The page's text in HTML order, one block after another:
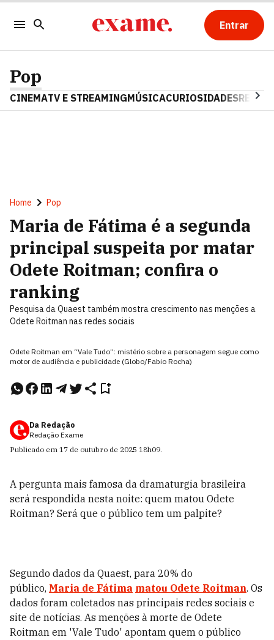
Entrar
Pop
CINEMATV E STREAMINGMÚSICACURIOSIDADES
Home Pop
Maria de Fátima é a segunda
principal suspeita por matar
Odete Roitman; confira o
ranking
Pesquisa da Quaest também mostra crescimento nas menções a
Odete Roitman nas redes sociais
Odete Roitman em “Vale Tudo”: mistério sobre a personagem segue como
motor de audiência e publicidade (Globo/Fabio Rocha)
Da Redação
Redação Exame
Publicado em 17 de outubro de 2025 18h09.
A pergunta mais famosa da dramaturgia brasileira
será respondida nesta noite: quem matou Odete
Roitman? Será que o público tem um palpite?
Segundo dados da Quaest, para 20% do
público, Maria de Fátima matou Odete Roitman. Os
dados foram coletados nas principais redes sociais e
site de notícias. As menções à morte de Odete
Roitman em 'Vale Tudo' apontam quem o público